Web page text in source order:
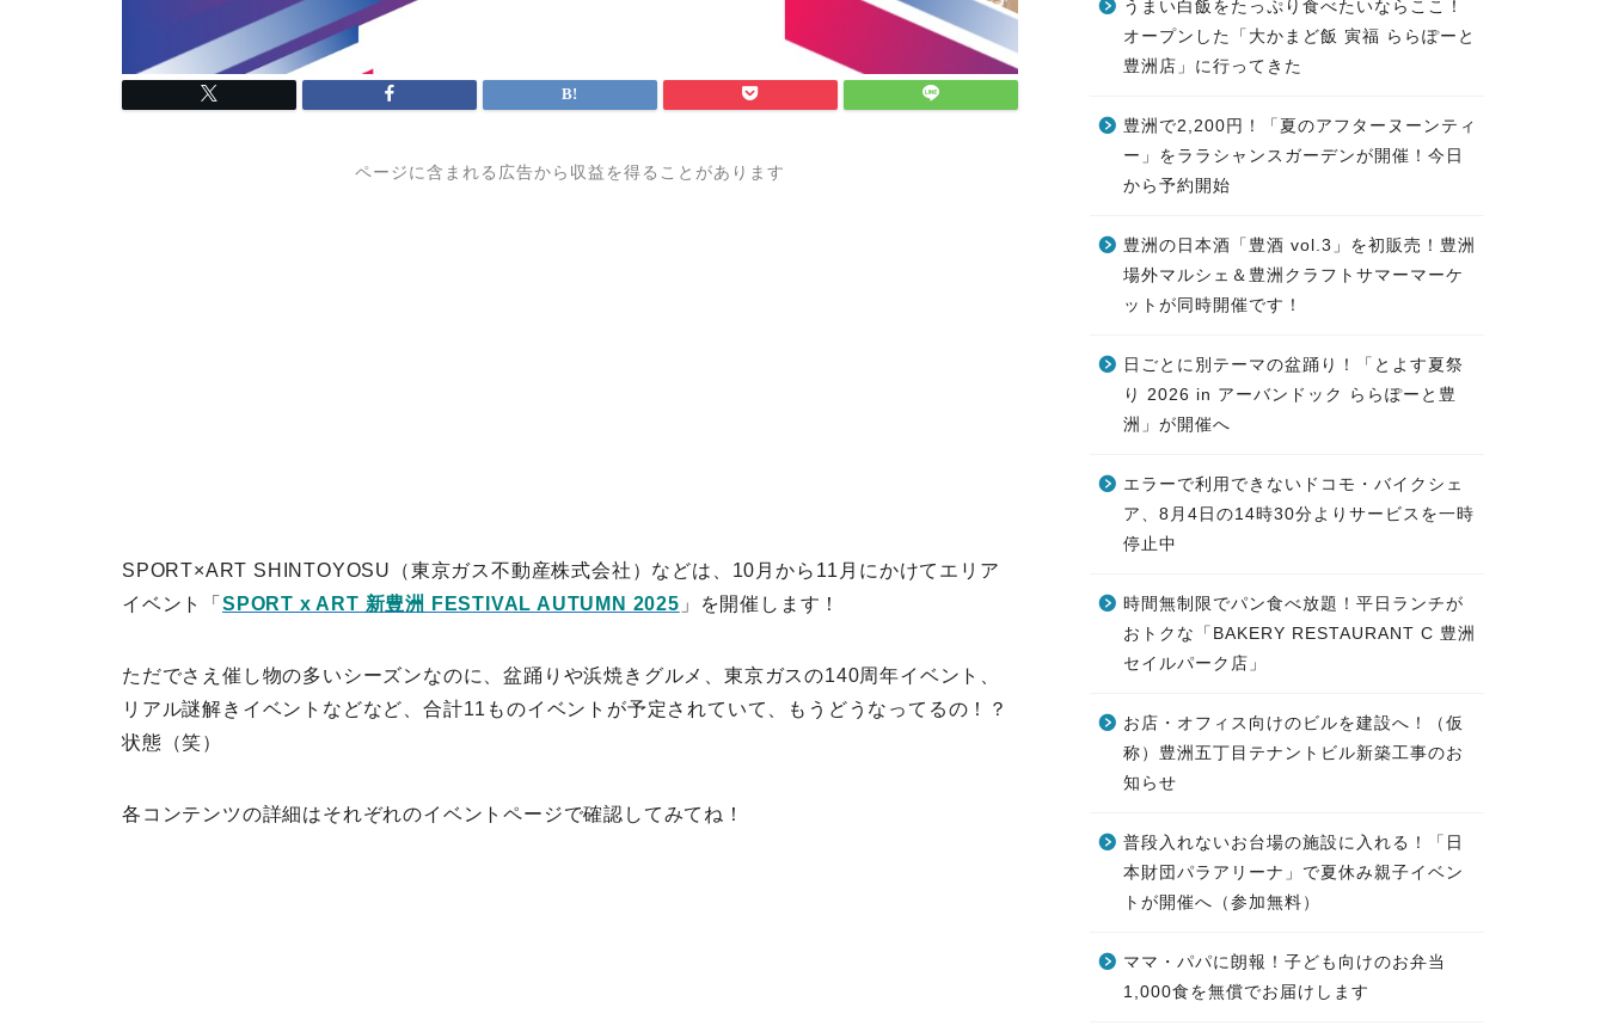
ページに含まれる広告から収益を得ることがあります
SPORT×ART SHINTOYOSU（東京ガス不動産株式会社）などは、10月から11月にかけてエリア
イベント「 SPORT x ART 新豊洲 FESTIVAL AUTUMN 2025 」を開催します！
ただでさえ催し物の多いシーズンなのに、盆踊りや浜焼きグルメ、東京ガスの140周年イベント、
リアル謎解きイベントなどなど、合計11ものイベントが予定されていて、もうどうなってるの！？
状態（笑）
各コンテンツの詳細はそれぞれのイベントページで確認してみてね！
うまい白飯をたっぷり食べたいならここ！
オープンした「大かまど飯 寅福 ららぽーと
豊洲店」に行ってきた
豊洲で2,200円！「夏のアフターヌーンティ
ー」をララシャンスガーデンが開催！今日
から予約開始
豊洲の日本酒「豊酒 vol.3」を初販売！豊洲
場外マルシェ＆豊洲クラフトサマーマーケ
ットが同時開催です！
日ごとに別テーマの盆踊り！「とよす夏祭
り 2026 in アーバンドック ららぽーと豊
洲」が開催へ
エラーで利用できないドコモ・バイクシェ
ア、8月4日の14時30分よりサービスを一時
停止中
時間無制限でパン食べ放題！平日ランチが
おトクな「BAKERY RESTAURANT C 豊洲
セイルパーク店」
お店・オフィス向けのビルを建設へ！（仮
称）豊洲五丁目テナントビル新築工事のお
知らせ
普段入れないお台場の施設に入れる！「日
本財団パラアリーナ」で夏休み親子イベン
トが開催へ（参加無料）
ママ・パパに朗報！子ども向けのお弁当
1,000食を無償でお届けします